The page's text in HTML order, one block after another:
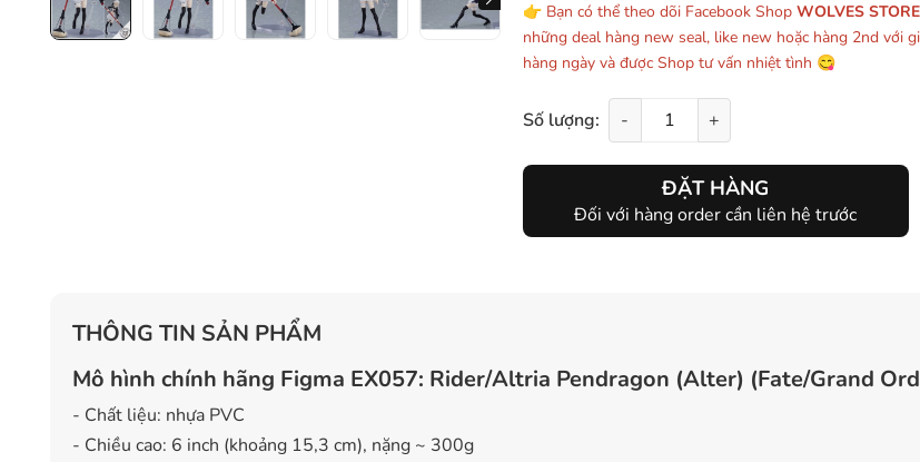
👉 Bạn có thể theo dõi Facebook Shop WOLVES
những deal hàng new seal, like new hoặc hàng 2nd với
hàng ngày và được Shop tư vấn nhiệt tình 😋
Số lượng: - +
ĐẶT HÀNG
Đối với hàng order cần liên hệ trước
THÔNG TIN SẢN PHẨM
Mô hình chính hãng Figma EX057: Rider/Altria Pendragon (Alter) (Fate/Grand
- Chất liệu: nhựa PVC
- Chiều cao: 6 inch (khoảng 15,3 cm), nặng ~ 300g